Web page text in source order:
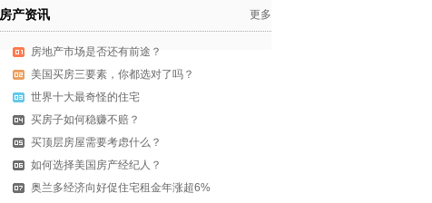
房产资讯 更多
房地产市场是否还有前途？
美国买房三要素，你都选对了吗？
世界十大最奇怪的住宅
买房子如何稳赚不赔？
买顶层房屋需要考虑什么？
如何选择美国房产经纪人？
奥兰多经济向好促住宅租金年涨超6%